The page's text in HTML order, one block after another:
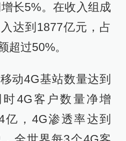
长5%。在收入组成
达到1877亿元，占
超过50%。
动4G基站数量达到
4G客户数量净增
亿，4G渗透率达到